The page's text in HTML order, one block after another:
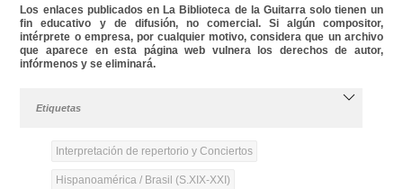
Los enlaces publicados en La Biblioteca de la Guitarra solo tienen un
fin educativo y de difusión, no comercial. Si algún compositor,
intérprete o empresa, por cualquier motivo, considera que un archivo
que aparece en esta página web vulnera los derechos de autor,
infórmenos y se eliminará.
Etiquetas
Interpretación de repertorio y Conciertos
Hispanoamérica / Brasil (S.XIX-XXI)